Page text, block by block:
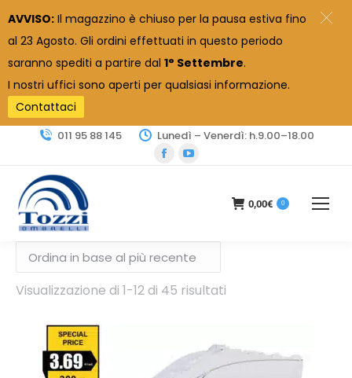
AVVISO: Il magazzino è chiuso per la pausa estiva fino
al 23 Agosto. Gli ordini effettuati in questo periodo
saranno spediti a partire dal 1° Settembre.
I nostri uffici sono aperti per qualsiasi informazione.
Contattaci
011 95 88 145 Lunedì – Venerdì: h.9.00–18.00
Facebook
window
YouTube
opens
window
0,00€ 0
Visualizzazione di 1-12 di 45 risultati
al
più